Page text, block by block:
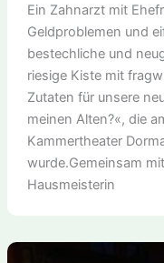
Ein Zahnarzt mit
Geldproblemen und
bestechliche und
riesige Kiste mit
Zutaten für unsere
meinen Alten?«, die
Kammertheater
wurde.Gemeinsam
Hausmeisterin